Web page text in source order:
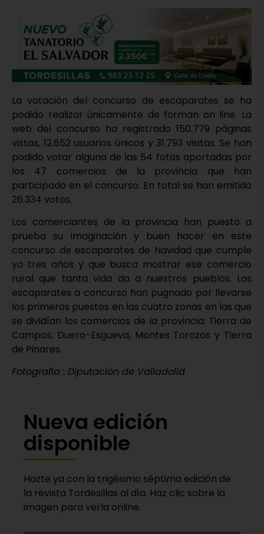
La votación del concurso de escaparates se ha
podido realizar únicamente de forman on line. La
web del concurso ha registrado 150.779 páginas
vistas, 12.652 usuarios únicos y 31.793 visitas. Se han
podido votar alguna de las 54 fotos aportadas por
los 47 comercios de la provincia que han
participado en el concurso. En total se han emitido
26.334 votos.
Los comerciantes de la provincia han puesto a
prueba su imaginación y buen hacer en este
concurso de escaparates de Navidad que cumple
ya tres años y que busca mostrar ese comercio
rural que tanta vida da a nuestros pueblos. Los
escaparates a concurso han pugnado por llevarse
los primeros puestos en las cuatro zonas en las que
se dividían los comercios de la provincia: Tierra de
Campos, Duero-Esgueva, Montes Torozos y Tierra
de Pinares.
Fotografía : Diputación de Valladolid
Nueva edición
disponible
Hazte ya con la trigésimo séptima edición de
la revista Tordesillas al día. Haz clic sobre la
imagen para verla online.